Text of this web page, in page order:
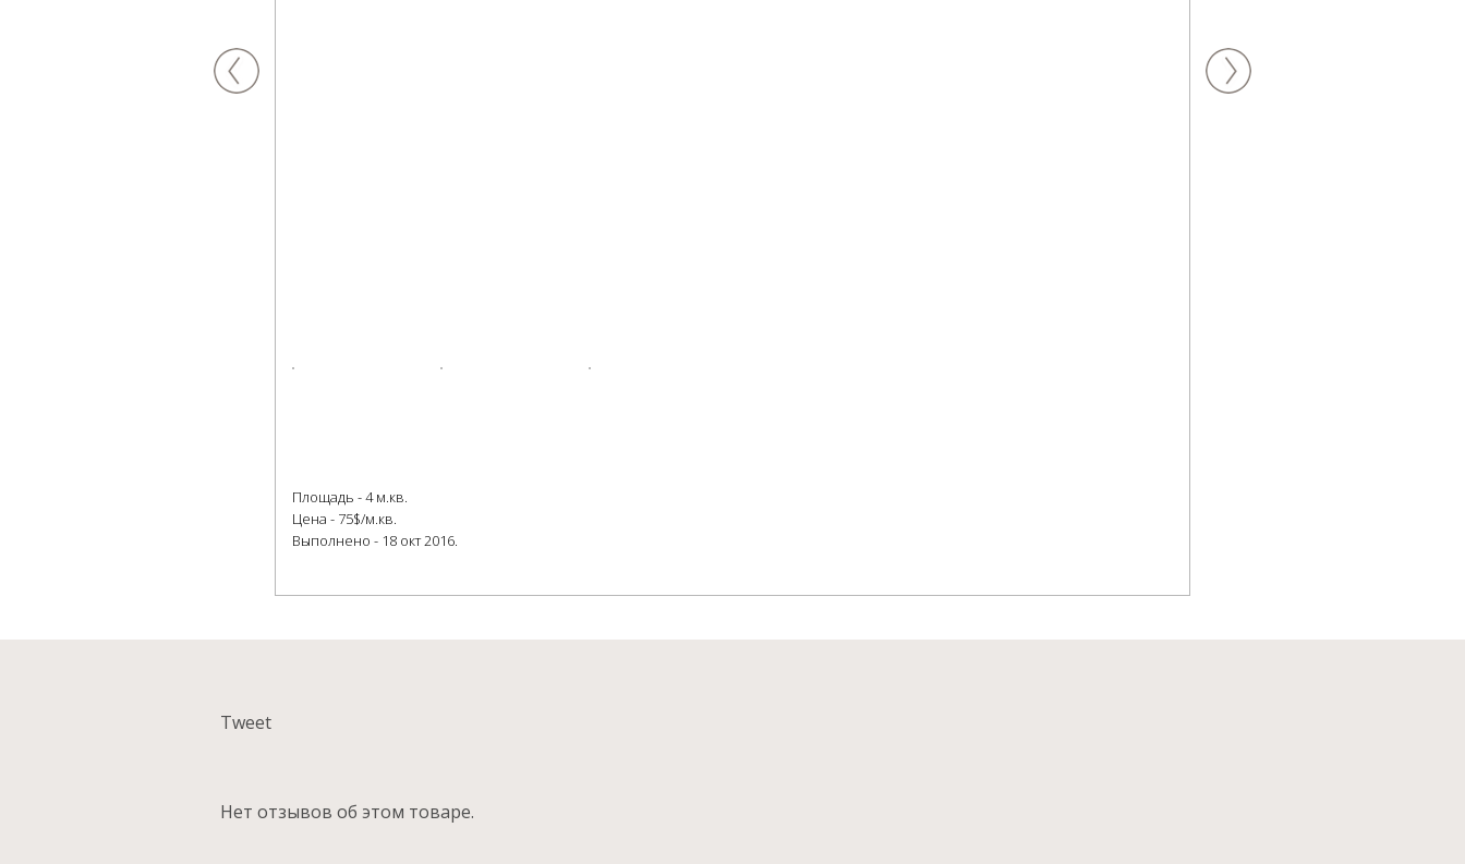
Площадь - 4 м.кв.
Цена - 75$/м.кв.
Выполнено - 18 окт 2016.
Tweet
Нет отзывов об этом товаре.